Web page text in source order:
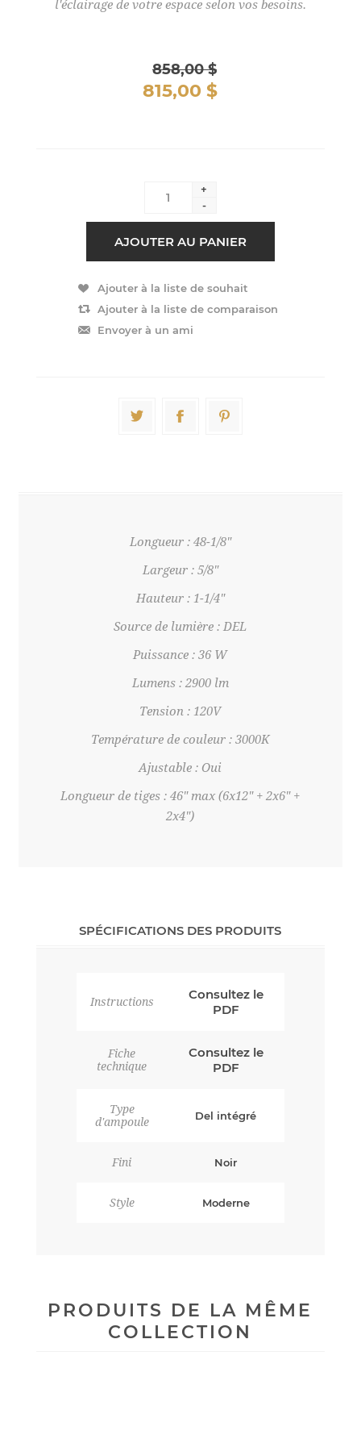
l'éclairage de votre espace selon vos besoins.
858,00 $
815,00 $
+
-
Longueur : 48-1/8"
Largeur : 5/8"
Hauteur : 1-1/4"
Source de lumière : DEL
Puissance : 36 W
Lumens : 2900 lm
Tension : 120V
Température de couleur : 3000K
Ajustable : Oui
Longueur de tiges : 46" max (6x12" + 2x6" +
2x4")
SPÉCIFICATIONS DES PRODUITS
Instructions
Consultez le
PDF
Fiche
technique
Consultez le
PDF
Type
d'ampoule
Del intégré
Fini Noir
Style Moderne
PRODUITS DE LA MÊME
COLLECTION